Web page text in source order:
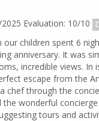
Evaluation: 10/10
our children spent 6
anniversary. It was
incredible views. In
escape from the
chef through the
the wonderful
tours and